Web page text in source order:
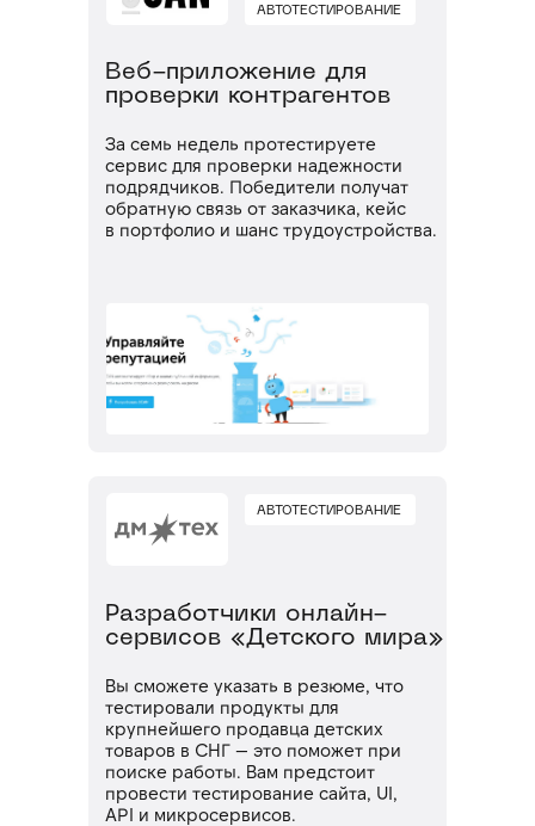
Веб-приложение для
проверки контрагентов
За семь недель протестируете
сервис для проверки надежности
подрядчиков. Победители получат
обратную связь от заказчика, кейс
в портфолио и шанс трудоустройства.
АВТОТЕСТИРОВАНИЕ
Разработчики онлайн-
сервисов «Детского мира»
Вы сможете указать в резюме, что
тестировали продукты для
крупнейшего продавца детских
товаров в СНГ — это поможет при
поиске работы. Вам предстоит
провести тестирование сайта, UI,
API и микросервисов.
АВТОТЕСТИРОВАНИЕ